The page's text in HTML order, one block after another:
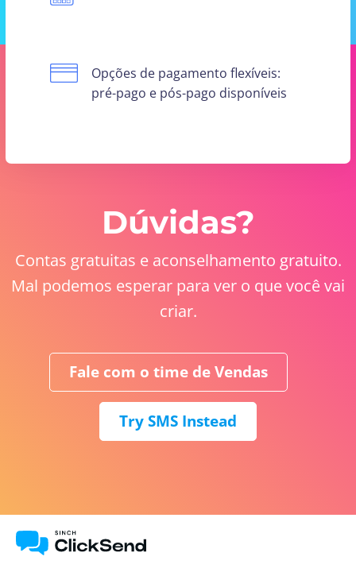
Opções de pagamento flexíveis:
pré-pago e pós-pago disponíveis
Dúvidas?
Contas gratuitas e aconselhamento gratuito.
Mal podemos esperar para ver o que você vai
criar.
Fale com o time de Vendas
Try SMS Instead